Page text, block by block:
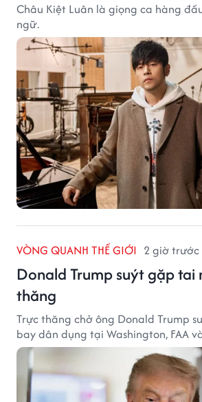
Châu Kiệt Luân là giọng ca hàng
ngữ.
VÒNG QUANH THẾ GIỚI 2 giờ trước
Donald Trump suýt gặp tai
thăng
Trực thăng chở ông Donald Trump
bay dân dụng tại Washington, FAA